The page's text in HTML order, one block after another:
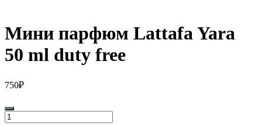
Мини парфюм Lattafa Yara
50 ml duty free
750₽
Количество